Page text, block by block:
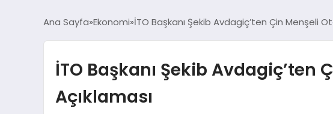
Ana Sayfa Ekonomi İTO Başkanı Şekib Avdagiç’ten Çin Menşeli
İTO Başkanı Şekib
Açıklaması